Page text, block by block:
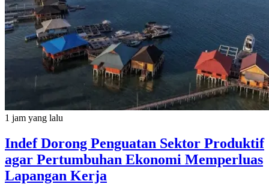
1 jam yang lalu
Indef Dorong Penguatan Sektor Produktif
agar Pertumbuhan Ekonomi Memperluas
Lapangan Kerja